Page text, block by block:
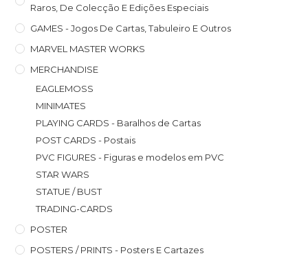
Raros, De Colecção E Edições Especiais
GAMES - Jogos De Cartas, Tabuleiro E Outros
MARVEL MASTER WORKS
MERCHANDISE
EAGLEMOSS
MINIMATES
PLAYING CARDS - Baralhos de Cartas
POST CARDS - Postais
PVC FIGURES - Figuras e modelos em PVC
STAR WARS
STATUE / BUST
TRADING-CARDS
POSTER
POSTERS / PRINTS - Posters E Cartazes